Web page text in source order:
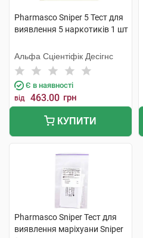
Pharmasco Sniper 5 Тест для
виявлення 5 наркотиків 1 шт
Альфа Сціентіфік Десігнс
Є в наявності
від 463.00 грн
КУПИТИ
Pharmasco Sniper Тест для
виявлення маріхуани Sniper